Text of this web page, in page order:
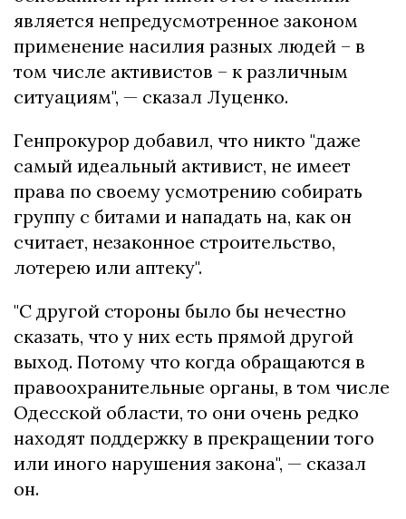
является непредусмотренное законом
применение насилия разных людей – в
том числе активистов – к различным
ситуациям", — сказал Луценко.
Генпрокурор добавил, что никто "даже
самый идеальный активист, не имеет
права по своему усмотрению собирать
группу с битами и нападать на, как он
считает, незаконное строительство,
лотерею или аптеку".
"С другой стороны было бы нечестно
сказать, что у них есть прямой другой
выход. Потому что когда обращаются в
правоохранительные органы, в том числе
Одесской области, то они очень редко
находят поддержку в прекращении того
или иного нарушения закона", — сказал
он.